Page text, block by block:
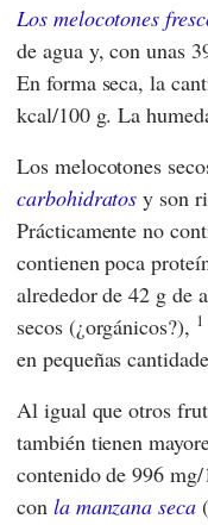
Los melocotones
de agua y, con unas
En forma seca, la
kcal/100 g. La
Los melocotones
carbohidratos y son
Prácticamente no
contienen poca
alrededor de 42 g de
secos (¿orgánicos?), 1
en pequeñas
Al igual que otros
también tienen
contenido de 996
con la manzana seca